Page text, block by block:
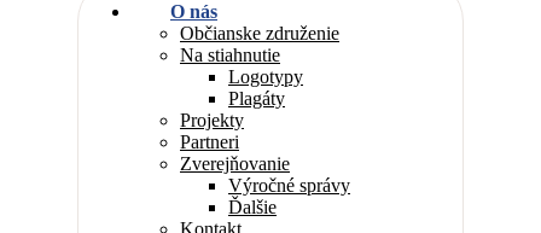
O nás
Občianske združenie
Na stiahnutie
Logotypy
Plagáty
Projekty
Partneri
Zverejňovanie
Výročné správy
Ďalšie
Kontakt